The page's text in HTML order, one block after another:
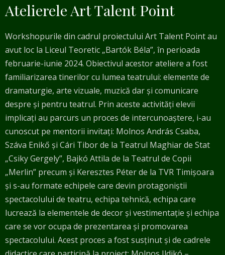
Atelierele Art Talent Point
Workshopurile din cadrul proiectului Art Talent Point au
avut loc la Liceul Teoretic „Bartók Béla”, în perioada
februarie-iunie 2024. Obiectivul acestor ateliere a fost
familiarizarea tinerilor cu lumea teatrului: elemente de
dramaturgie, arte vizuale, muzică dar și comunicare
despre și pentru teatrul. Prin aceste activități elevii
implicați au parcurs un proces de intercunoaștere, i-au
cunoscut pe mentorii invitați: Molnos András Csaba,
Száva Enikő și Cári Tibor de la Teatrul Maghiar de Stat
„Csiky Gergely”, Bajkó Attila de la Teatrul de Copii
„Merlin” precum și Keresztes Péter de la TVR Timișoara
și s-au formate echipele care devin protagoniștii
spectacolului de teatru, echipa tehnică, echipa care
lucrează la elementele de decor și vestimentație și echipa
care se vor ocupa de prezentarea și promovarea
spectacolului. Acest proces a fost susținut și de cadrele